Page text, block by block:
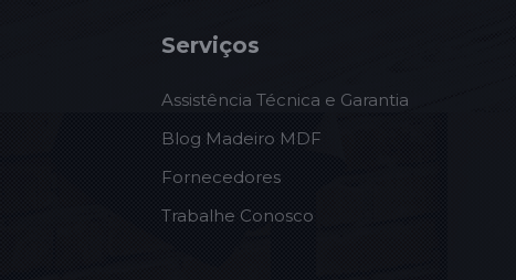
Serviços
Assistência Técnica e Garantia
Blog Madeiro MDF
Fornecedores
Trabalhe Conosco